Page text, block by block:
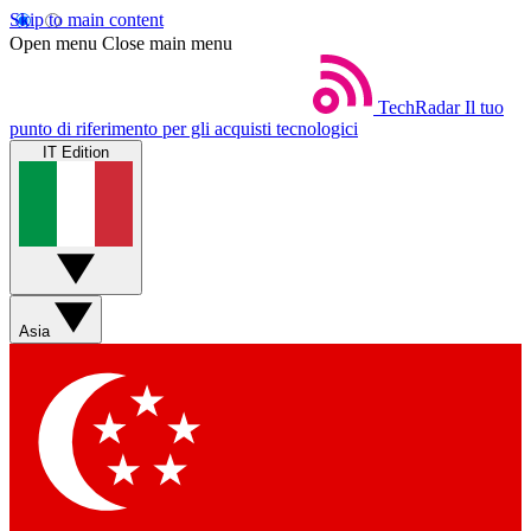
Skip to main content
Open menu Close main menu
TechRadar Il tuo
punto di riferimento per gli acquisti tecnologici
IT Edition
Asia